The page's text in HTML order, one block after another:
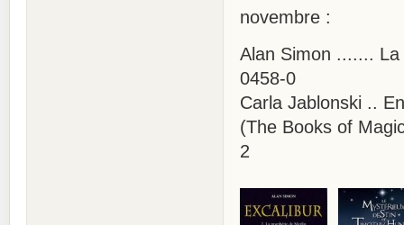
novembre :
Alan Simon .......
0458-0
Carla Jablonski ..
(The Books of
2